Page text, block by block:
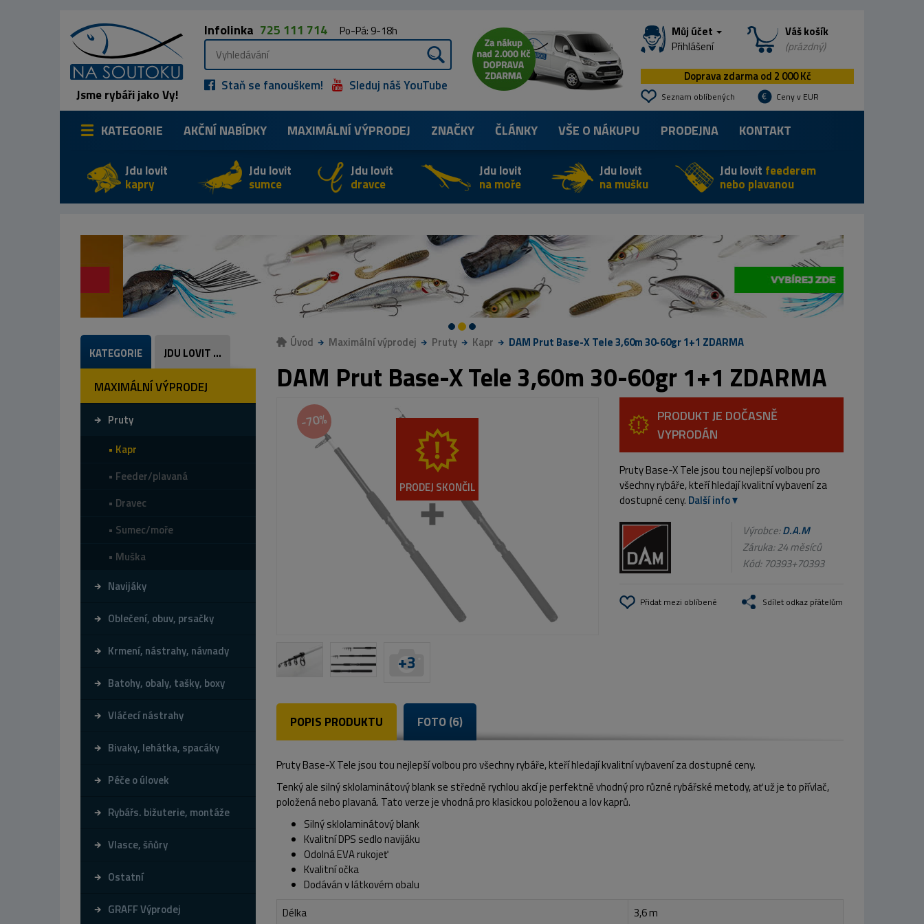
Jsme rybáři jako Vy!
Infolinka 725 111 714 Po-Pá: 9-18h
Staň se fanouškem! Sleduj náš YouTube
Můj účet
Přihlášení
Váš košík
(prázdný)
Doprava zdarma od 2 000 Kč
Seznam oblíbených Ceny v EUR
KATEGORIE AKČNÍ NABÍDKY MAXIMÁLNÍVÝPRODEJ ZNAČKY ČLÁNKY VŠE O NÁKUPU PRODEJNA KONTAKT
Jdu lovit
kapry
Jdu lovit
sumce
Jdu lovit
dravce
Jdu lovit
na moře
Jdu lovit
na mušku
Jdu lovit feederem
nebo plavanou
KATEGORIE JDU LOVIT ...
MAXIMÁLNÍ VÝPRODEJ
Pruty
Kapr
Feeder/plavaná
Dravec
Sumec/moře
Muška
Navijáky
Oblečení, obuv, prsačky
Krmení, nástrahy, návnady
Batohy, obaly, tašky, boxy
Vláčecí nástrahy
Bivaky, lehátka, spacáky
Péče o úlovek
Rybářs. bižuterie, montáže
Vlasce, šňůry
Ostatní
GRAFF Výprodej
Úvod Maximální výprodej Pruty Kapr DAM Prut Base-X Tele 3,60m 30-60gr 1+1 ZDARMA
DAM Prut Base-X Tele 3,60m 30-60gr 1+1 ZDARMA
-70%
+3
PRODEJ SKONČIL
PRODUKT JE DOČASNĚ
VYPRODÁN
Pruty Base-X Tele jsou tou nejlepší volbou pro
všechny rybáře, kteří hledají kvalitní vybavení za
dostupné ceny. Další info
Výrobce:D.A.M
Záruka: 24 měsíců
Kód: 70393+70393
Přidat mezi oblíbené Sdílet odkaz přátelům
POPIS PRODUKTU FOTO (6)
Pruty Base-X Tele jsou tou nejlepší volbou pro všechny rybáře, kteří hledají kvalitní vybavení za dostupné ceny.
Tenký ale silný sklolaminátový blank se středně rychlou akcí je perfektně vhodný pro různé rybářské metody, ať už je to přívlač,
položená nebo plavaná. Tato verze je vhodná pro klasickou položenou a lov kaprů.
Silný sklolaminátový blank
Kvalitní DPS sedlo navijáku
Odolná EVA rukojeť
Kvalitní očka
Dodáván v látkovém obalu
Délka
3,6 m